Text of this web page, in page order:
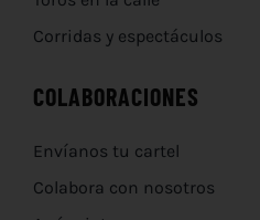
Corridas y espectáculos
COLABORACIONES
Envíanos tu cartel
Colabora con nosotros